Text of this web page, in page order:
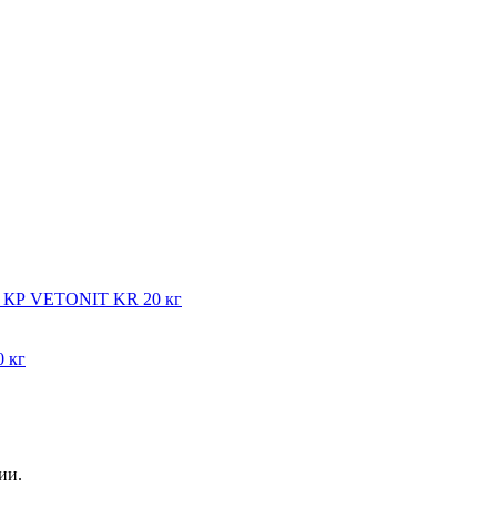
КР VETONIT KR 20 кг
кг